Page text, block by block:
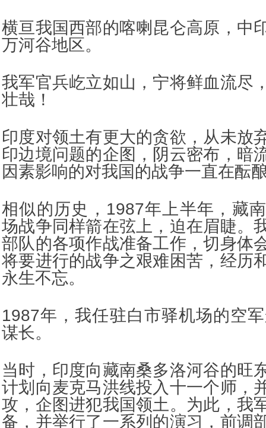
横亘我国西部的喀喇昆仑高原，中
万河谷地区。
我军官兵屹立如山，宁将鲜血流尽
壮哉！
印度对领土有更大的贪欲，从未放
印边境问题的企图，阴云密布，暗
因素影响的对我国的战争一直在酝
相似的历史，1987年上半年，藏
场战争同样箭在弦上，迫在眉睫。
部队的各项作战准备工作，切身体
将要进行的战争之艰难困苦，经历
永生不忘。
1987年，我任驻白市驿机场的空
谋长。
当时，印度向藏南桑多洛河谷的旺
计划向麦克马洪线投入十一个师，
攻，企图进犯我国领土。为此，我
备，并举行了一系列的演习，前调